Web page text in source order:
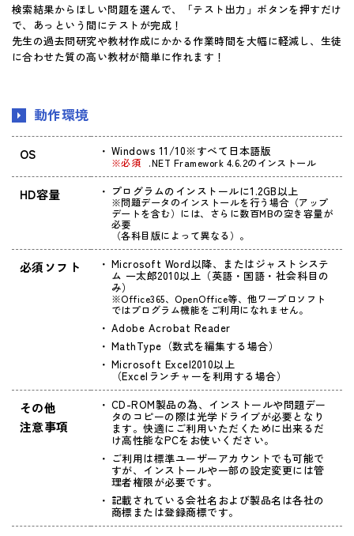
検索結果からほしい問題を選んで、「テスト出力」ボタンを押すだけ
で、あっという間にテストが完成！
先生の過去問研究や教材作成にかかる作業時間を大幅に軽減し、生徒
に合わせた質の高い教材が簡単に作れます！
動作環境
OS Windows 11/10※すべて日本語版
※必須 .NET Framework 4.6.2のインストール
HD容量 プログラムのインストールに1.2GB以上
※問題データのインストールを行う場合（アップ
デートを含む）には、さらに数百MBの空き容量が
必要
（各科目版によって異なる）。
必須ソフト Microsoft Word以降、またはジャストシステ
ム 一太郎2010以上（英語・国語・社会科目の
み）
※Office365、OpenOffice等、他ワープロソフト
ではプログラム機能をご利用になれません。
Adobe Acrobat Reader
MathType（数式を編集する場合）
Microsoft Excel2010以上
（Excelランチャーを利用する場合）
その他
注意事項
CD-ROM製品の為、インストールや問題デー
タのコピーの際は光学ドライブが必要となり
ます。快適にご利用いただくために出来るだ
け高性能なPCをお使いください。
ご利用は標準ユーザーアカウントでも可能で
すが、インストールや一部の設定変更には管
理者権限が必要です。
記載されている会社名および製品名は各社の
商標または登録商標です。